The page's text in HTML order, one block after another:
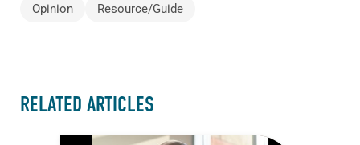
Opinion Resource/Guide
RELATED ARTICLES